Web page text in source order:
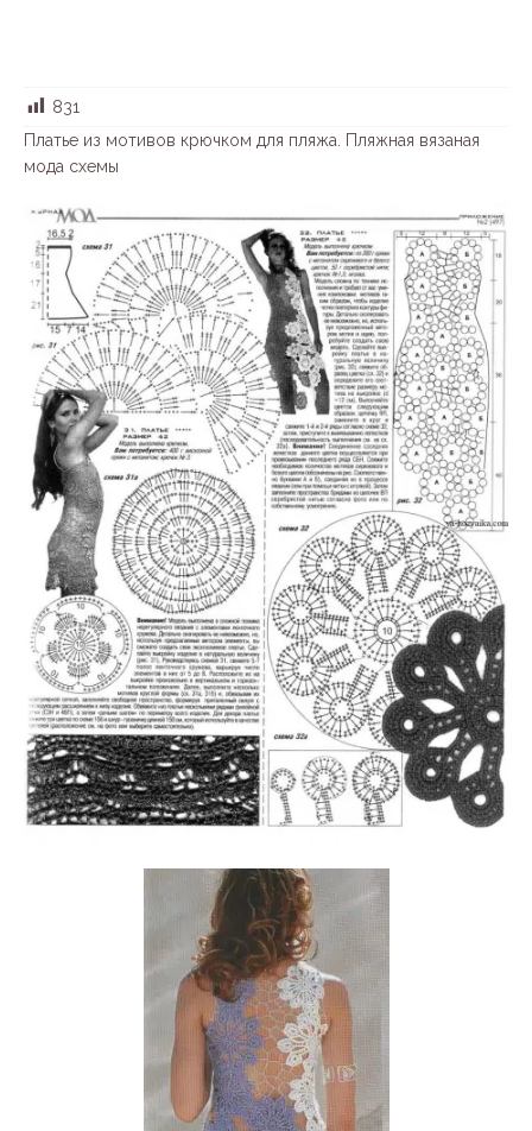
831
Платье из мотивов крючком для пляжа. Пляжная вязаная
мода схемы